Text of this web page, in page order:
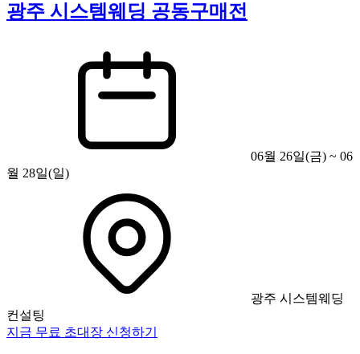
광주 시스템웨딩 공동구매전
06월 26일(금) ~ 06
월 28일(일)
광주 시스템웨딩
컨설팅
지금 무료 초대장 신청하기